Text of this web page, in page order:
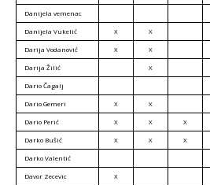
Danijela vemenac
Danijela Vukelić X X
Darija Vodanović X X
Darija Žilić X
Dario Čagalj
Dario Gemeri X X
Dario Perić X X X
Darko Bušić X X X
Darko Valentić
Davor Zecevic X